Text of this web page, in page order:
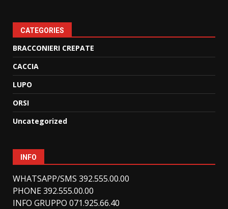
CATEGORIES
BRACCONIERI CREPATE
CACCIA
LUPO
ORSI
Uncategorized
INFO
WHATSAPP/SMS 392.555.00.00
PHONE 392.555.00.00
INFO GRUPPO 071.925.66.40